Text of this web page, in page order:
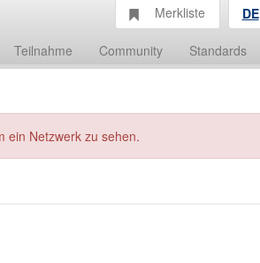
Teilnahme Community Standards
Merkliste DE
ein Netzwerk zu sehen.